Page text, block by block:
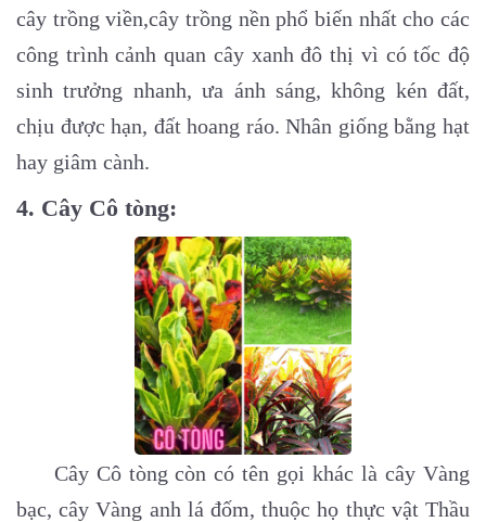
cây trồng viền,cây trồng nền phổ biến nhất cho các
công trình cảnh quan cây xanh đô thị vì có tốc độ
sinh trưởng nhanh, ưa ánh sáng, không kén đất,
chịu được hạn, đất hoang ráo. Nhân giống bằng hạt
hay giâm cành.
4. Cây Cô tòng:
Cây Cô tòng còn có tên gọi khác là cây Vàng
bạc, cây Vàng anh lá đốm, thuộc họ thực vật Thầu